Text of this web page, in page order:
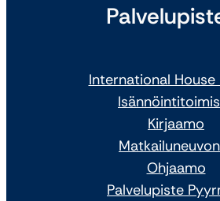
International House
Kirjaamo
Ohjaamo
Palvelupiste